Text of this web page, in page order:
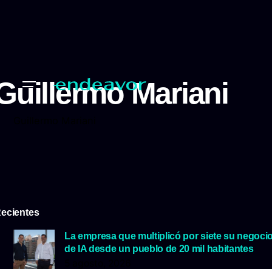
Mariani
La empresa que multiplicó por siete su
de IA desde un pueblo de 20 mil habitantes